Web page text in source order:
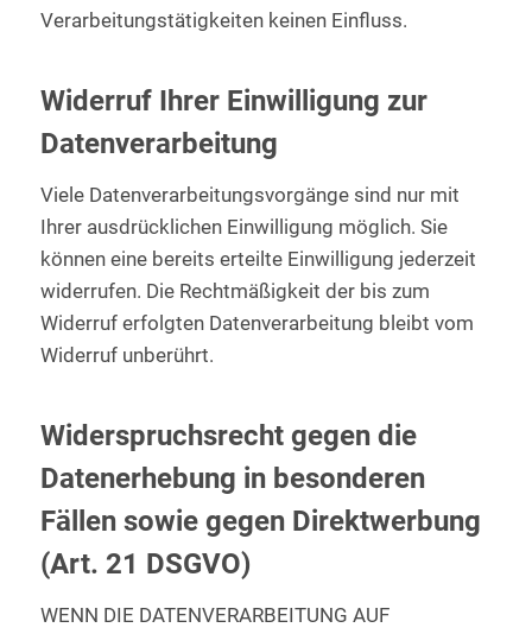
Verarbeitungstätigkeiten keinen Einfluss.
Widerruf Ihrer Einwilligung zur
Datenverarbeitung
Viele Datenverarbeitungsvorgänge sind nur mit
Ihrer ausdrücklichen Einwilligung möglich. Sie
können eine bereits erteilte Einwilligung jederzeit
widerrufen. Die Rechtmäßigkeit der bis zum
Widerruf erfolgten Datenverarbeitung bleibt vom
Widerruf unberührt.
Widerspruchsrecht gegen die
Datenerhebung in besonderen
Fällen sowie gegen Direktwerbung
(Art. 21 DSGVO)
WENN DIE DATENVERARBEITUNG AUF